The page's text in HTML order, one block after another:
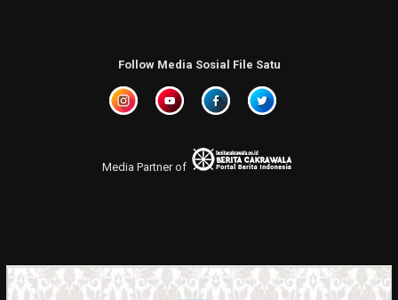
Follow Media Sosial File Satu
Media Partner of